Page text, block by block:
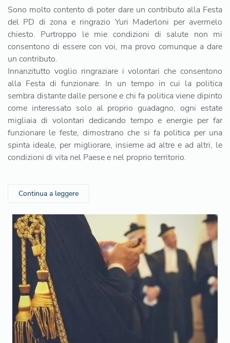
Sono molto contento di poter dare un contributo alla Festa
del PD di zona e ringrazio Yuri Maderloni per avermelo
chiesto. Purtroppo le mie condizioni di salute non mi
consentono di essere con voi, ma provo comunque a dare
un contributo.
Innanzitutto voglio ringraziare i volontari che consentono
alla Festa di funzionare. In un tempo in cui la politica
sembra distante dalle persone e chi fa politica viene dipinto
come interessato solo al proprio guadagno, ogni estate
migliaia di volontari dedicando tempo e energie per far
funzionare le feste, dimostrano che si fa politica per una
spinta ideale, per migliorare, insieme ad altre e ad altri, le
condizioni di vita nel Paese e nel proprio territorio.
Continua a leggere